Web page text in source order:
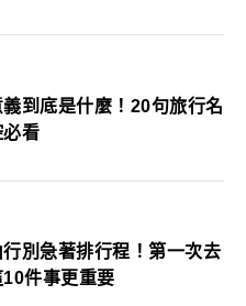
到底是什麼！20句旅行名
看
別急著排行程！第一次去
件事更重要